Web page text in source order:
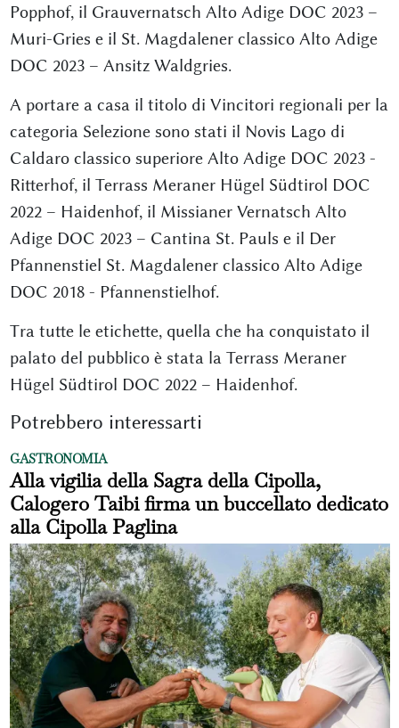
Popphof, il Grauvernatsch Alto Adige DOC 2023 –
Muri-Gries e il St. Magdalener classico Alto Adige
DOC 2023 – Ansitz Waldgries.
A portare a casa il titolo di Vincitori regionali per la
categoria Selezione sono stati il Novis Lago di
Caldaro classico superiore Alto Adige DOC 2023 -
Ritterhof, il Terrass Meraner Hügel Südtirol DOC
2022 – Haidenhof, il Missianer Vernatsch Alto
Adige DOC 2023 – Cantina St. Pauls e il Der
Pfannenstiel St. Magdalener classico Alto Adige
DOC 2018 - Pfannenstielhof.
Tra tutte le etichette, quella che ha conquistato il
palato del pubblico è stata la Terrass Meraner
Hügel Südtirol DOC 2022 – Haidenhof.
Potrebbero interessarti
GASTRONOMIA
Alla vigilia della Sagra della Cipolla,
Calogero Taibi firma un buccellato dedicato
alla Cipolla Paglina